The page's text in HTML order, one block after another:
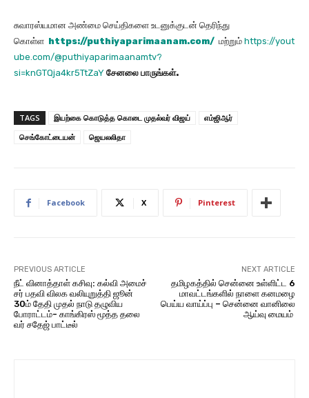
சுவாரஸ்யமான அண்மை செய்திகளை உடனுக்குடன் தெரிந்து
கொள்ள https://puthiyaparimaanam.com/ மற்றும் https://yout
ube.com/@puthiyaparimaanamtv?
si=knGTQja4kr5TtZaY சேனலை பாருங்கள்.
TAGS இயற்கை கொடுத்த கொடை முதல்வர் விஜய்
எம்ஜிஆர்
செங்கோட்டையன்
ஜெயலலிதா
Facebook X Pinterest
PREVIOUS ARTICLE
நீட் வினாத்​தாள் கசிவு: கல்வி அமைச்​
சர் பதவி விலக வலி​யுறுத்தி ஜூன்
30ம் தேதி முதல் நாடு தழு​விய
போராட்டம்- காங்​கிரஸ் மூத்த தலை​
வர் சதேஜ் பாட்​டீல்
NEXT ARTICLE
தமிழகத்தில் சென்னை உள்ளிட்ட 6
மாவட்டங்களில் நாளை கனமழை
பெய்ய வாய்ப்பு – சென்னை வானிலை
ஆய்வு மையம்